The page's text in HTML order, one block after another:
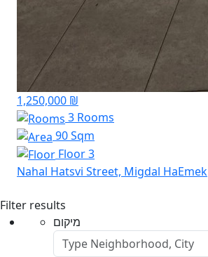
1,250,000 ₪
3 Rooms
90 Sqm
Floor 3
Nahal Hatsvi Street, Migdal HaEmek
Filter results
מיקום